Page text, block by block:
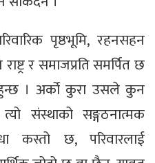
पृष्ठभूमि, रहनसहन
र समाजप्रति समर्पित छ
। अर्को कुरा उसले कुन
संस्थाको सङ्गठनात्मक
कस्तो छ, परिवारलाई